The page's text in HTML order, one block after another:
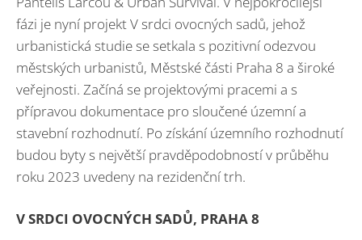
fázi je nyní projekt V srdci ovocných sadů, jehož
urbanistická studie se setkala s pozitivní odezvou
městských urbanistů, Městské části Praha 8 a široké
veřejnosti. Začíná se projektovými pracemi a s
přípravou dokumentace pro sloučené územní a
stavební rozhodnutí. Po získání územního rozhodnutí
budou byty s největší pravděpodobností v průběhu
roku 2023 uvedeny na rezidenční trh.
V SRDCI OVOCNÝCH SADŮ, PRAHA 8